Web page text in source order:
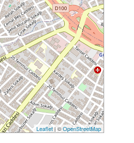
Leaflet| ©OpenStreetMap